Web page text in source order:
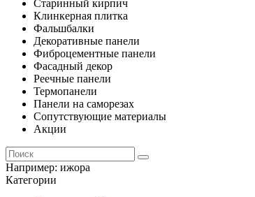
Старинный кирпич
Клинкерная плитка
Фальшбалки
Декоративные панели
Фиброцементные панели
Фасадный декор
Реечные панели
Термопанели
Панели на саморезах
Сопутствующие материалы
Акции
Например: ижора
Категории